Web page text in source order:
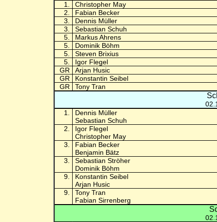
1.
Christopher May
2.
Fabian Becker
3.
Dennis Müller
3.
Sebastian Schuh
5.
Markus Ahrens
5.
Dominik Böhm
5.
Steven Brixius
5.
Igor Flegel
GR
Arjan Husic
GR
Konstantin Seibel
GR
Tony Tran
1.
Dennis Müller
Sebastian Schuh
2.
Igor Flegel
Christopher May
3.
Fabian Becker
Benjamin Bätz
3.
Sebastian Ströher
Dominik Böhm
9.
Konstantin Seibel
Arjan Husic
9.
Tony Tran
Fabian Sirrenberg